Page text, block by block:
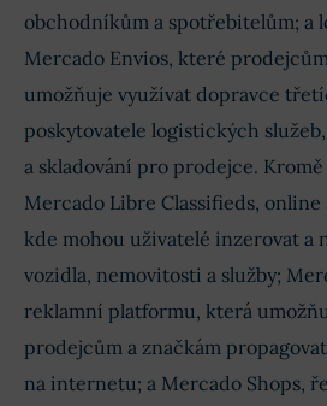
obchodníkům a spotřebitelům; a
Mercado Envios, které
umožňuje využívat dopravce
poskytovatele logistických
a skladování pro prodejce.
Mercado Libre Classifieds,
kde mohou uživatelé inzerovat a
vozidla, nemovitosti a služby;
reklamní platformu, která
prodejcům a značkám
na internetu; a Mercado Shops,